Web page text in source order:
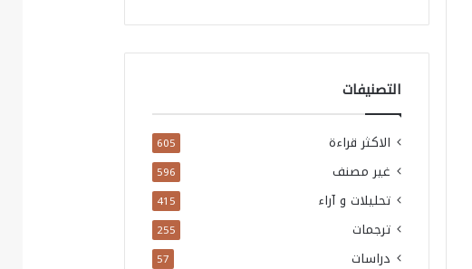
التصنيفات
الاكثر قراءة 605
غير مصنف 596
تحليلات و آراء 415
ترجمات 255
دراسات 57